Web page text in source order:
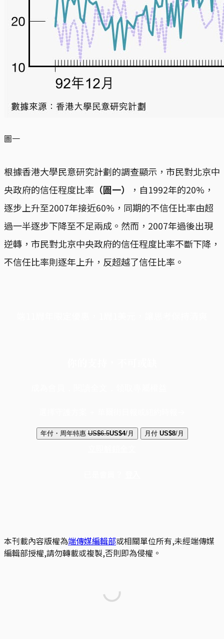
圖一
根據香港大學民意研究計劃的調查顯示，市民對北京中
央政府的信任程度比率 （圖一）
，自1992年的20%，
逐步上升至2007年接近60%，同期的不信任比率由超
過一半逐步下降至不足兩成。然而，2007年過後出現
逆轉，市民對北京中央政府的信任程度比率不斷下降，
不信任比率則逐年上升，反超越了信任比率。
年付・周年特惠 US$6.5US$4/月 月付 US$8/月
本刊載內容版權為端傳媒編輯部或相關單位所有,未經端傳媒
編輯部授權,請勿轉載或複製,否則即為侵權。